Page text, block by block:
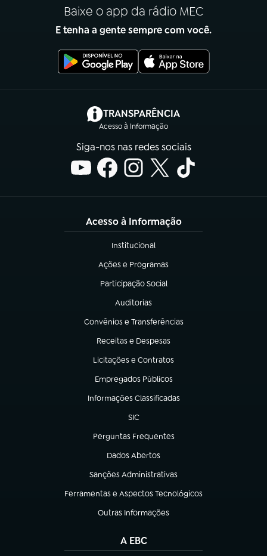
Baixe o app da rádio MEC
E tenha a gente sempre com você.
TRANSPARÊNCIA
Acesso à Informação
(abre em nova aba)
Siga-nos nas redes sociais
Acesso à Informação
Institucional
(abre em nova aba)
Ações e Programas
(abre em nova aba)
Participação Social
(abre em nova aba)
Auditorias
(abre em nova aba)
Convênios e Transferências
(abre em nova aba)
Receitas e Despesas
(abre em nova aba)
Licitações e Contratos
(abre em nova aba)
Empregados Públicos
(abre em nova aba)
Informações Classificadas
(abre em nova aba)
SIC
(abre em nova aba)
Perguntas Frequentes
(abre em nova aba)
Dados Abertos
(abre em nova aba)
Sanções Administrativas
(abre em nova aba)
Ferramentas e Aspectos Tecnológicos
(abre em nova aba)
Outras Informações
(abre em nova aba)
A EBC